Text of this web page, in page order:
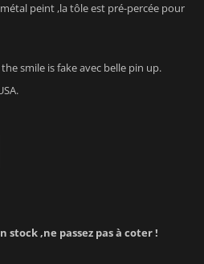
peint ,la tôle est pré-percée pour
smile is fake avec belle pin up.
stock ,ne passez pas à coter !